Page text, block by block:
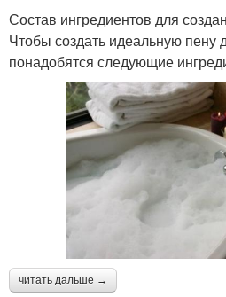
Состав ингредиентов для
Чтобы создать идеальную пену
понадобятся следующие
читать дальше →